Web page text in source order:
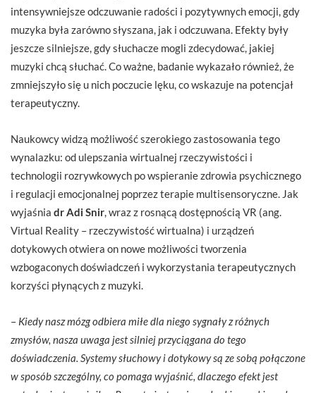
intensywniejsze odczuwanie radości i pozytywnych emocji, gdy
muzyka była zarówno słyszana, jak i odczuwana. Efekty były
jeszcze silniejsze, gdy słuchacze mogli zdecydować, jakiej
muzyki chcą słuchać. Co ważne, badanie wykazało również, że
zmniejszyło się u nich poczucie lęku, co wskazuje na potencjał
terapeutyczny.
Naukowcy widzą możliwość szerokiego zastosowania tego
wynalazku: od ulepszania wirtualnej rzeczywistości i
technologii rozrywkowych po wspieranie zdrowia psychicznego
i regulacji emocjonalnej poprzez terapie multisensoryczne. Jak
wyjaśnia dr Adi Snir , wraz z rosnącą dostępnością VR (ang.
Virtual Reality – rzeczywistość wirtualna) i urządzeń
dotykowych otwiera on nowe możliwości tworzenia
wzbogaconych doświadczeń i wykorzystania terapeutycznych
korzyści płynących z muzyki.
– Kiedy nasz mózg odbiera miłe dla niego sygnały z różnych
zmysłów, nasza uwaga jest silniej przyciągana do tego
doświadczenia. Systemy słuchowy i dotykowy są ze sobą połączone
w sposób szczególny, co pomaga wyjaśnić, dlaczego efekt jest